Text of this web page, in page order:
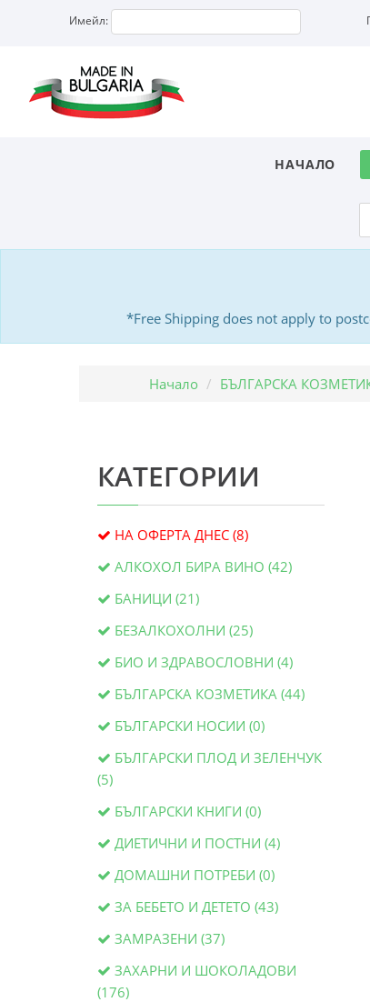
Имейл:
НАЧАЛО
*Free Shipping does not apply to
Начало БЪЛГАРСКА
КАТЕГОРИИ
НА ОФЕРТА ДНЕС (8)
АЛКОХОЛ БИРА ВИНО (42)
БАНИЦИ (21)
БЕЗАЛКОХОЛНИ (25)
БИО И ЗДРАВОСЛОВНИ (4)
БЪЛГАРСКА КОЗМЕТИКА (44)
БЪЛГАРСКИ НОСИИ (0)
БЪЛГАРСКИ ПЛОД И ЗЕЛЕНЧУК
(5)
БЪЛГАРСКИ КНИГИ (0)
ДИЕТИЧНИ И ПОСТНИ (4)
ДОМАШНИ ПОТРЕБИ (0)
ЗА БЕБЕТО И ДЕТЕТО (43)
ЗАМРАЗЕНИ (37)
ЗАХАРНИ И ШОКОЛАДОВИ
(176)